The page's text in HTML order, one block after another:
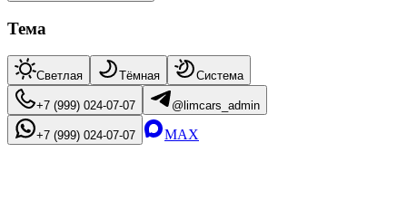
Тема
Светлая Тёмная Система
+7 (999) 024-07-07 @limcars_admin
+7 (999) 024-07-07 MAX